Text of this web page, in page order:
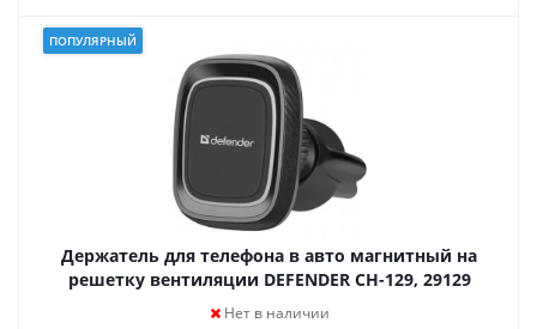
ПОПУЛЯРНЫЙ
Держатель для телефона в авто магнитный на
решетку вентиляции DEFENDER CH-129, 29129
Нет в наличии